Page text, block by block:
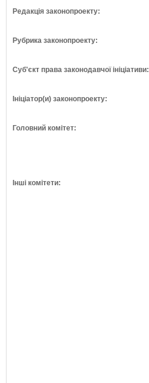
Редакція законопроекту:
Рубрика законопроекту:
Суб'єкт права законодавчої ініціативи:
Ініціатор(и) законопроекту:
Головний комітет:
Інші комітети: